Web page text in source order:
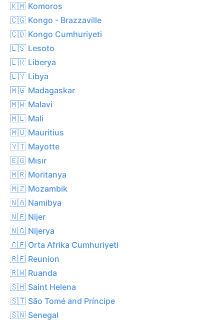
🇰🇲 Komoros
🇨🇬 Kongo - Brazzaville
🇨🇩 Kongo Cumhuriyeti
🇱🇸 Lesoto
🇱🇷 Liberya
🇱🇾 Libya
🇲🇬 Madagaskar
🇲🇼 Malavi
🇲🇱 Mali
🇲🇺 Mauritius
🇾🇹 Mayotte
🇪🇬 Mısır
🇲🇷 Moritanya
🇲🇿 Mozambik
🇳🇦 Namibya
🇳🇪 Nijer
🇳🇬 Nijerya
🇨🇫 Orta Afrika Cumhuriyeti
🇷🇪 Reunion
🇷🇼 Ruanda
🇸🇭 Saint Helena
🇸🇹 São Tomé and Príncipe
🇸🇳 Senegal